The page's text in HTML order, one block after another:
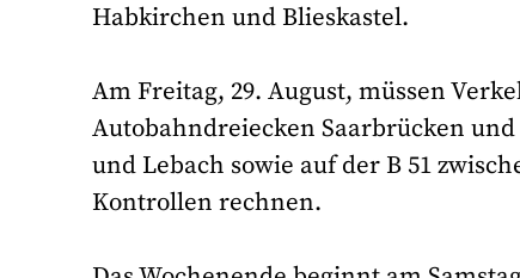
Habkirchen und Blieskastel.
Am Freitag, 29. August, müssen
Autobahndreiecken Saarbrücken
und Lebach sowie auf der B 51
Kontrollen rechnen.